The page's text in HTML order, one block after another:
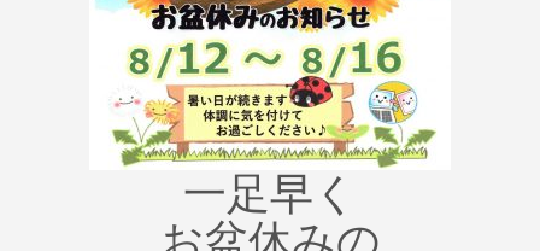
一足早く
お盆休みの